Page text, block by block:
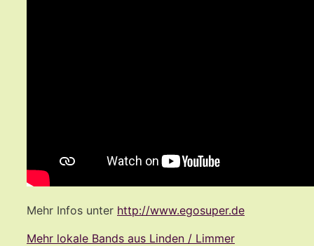
Mehr Infos unter http://www.egosuper.de
Mehr lokale Bands aus Linden / Limmer